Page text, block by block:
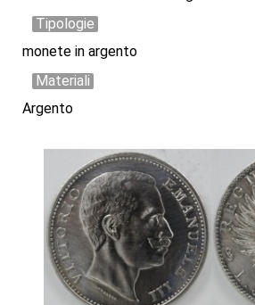
Tipologie
monete in argento
Materiali
Argento